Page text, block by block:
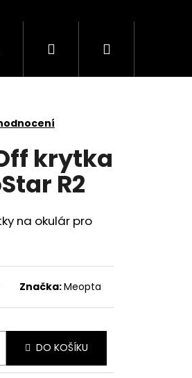
Kontakty
PřihlášeníNákupní
krytka
R2
na okulár pro
Značka:Meopta
DO KOŠÍKU
Následující